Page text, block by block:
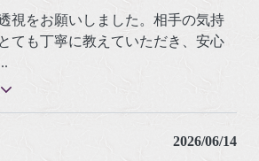
視をお願いしました。相手の気持
ても丁寧に教えていただき、安心
2026/06/14